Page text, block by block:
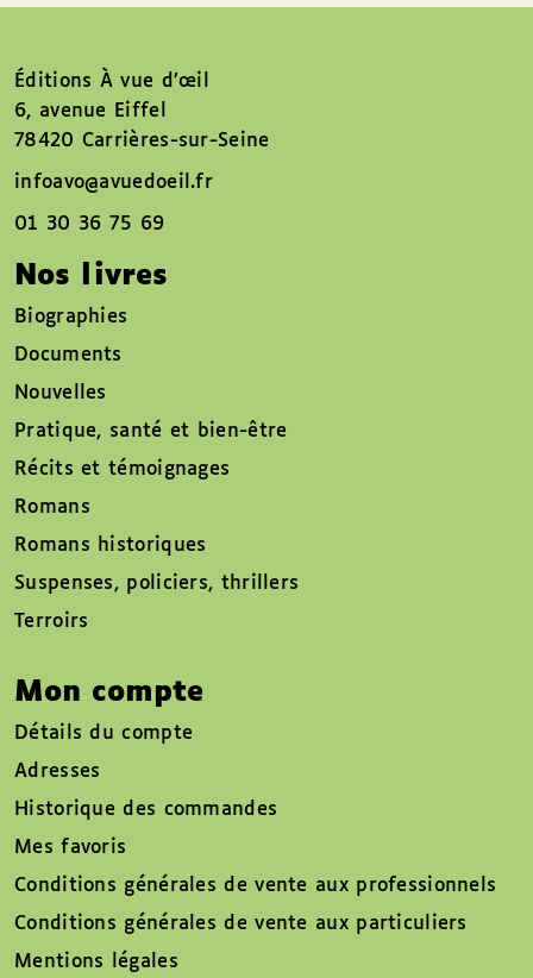
Éditions À vue d’œil
6, avenue Eiffel
78420 Carrières-sur-Seine
infoavo@avuedoeil.fr
01 30 36 75 69
Nos livres
Biographies
Documents
Nouvelles
Pratique, santé et bien-être
Récits et témoignages
Romans
Romans historiques
Suspenses, policiers, thrillers
Terroirs
Mon compte
Détails du compte
Adresses
Historique des commandes
Mes favoris
Conditions générales de vente aux professionnels
Conditions générales de vente aux particuliers
Mentions légales